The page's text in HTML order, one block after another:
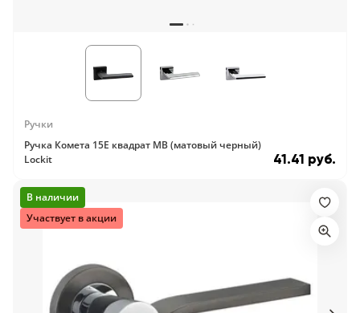
Ручки
Ручка Комета 15E квадрат MB (матовый черный)
Lockit
41.41 руб.
В наличии
Участвует в акции